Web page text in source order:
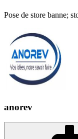
Pose de store banne;
anorev